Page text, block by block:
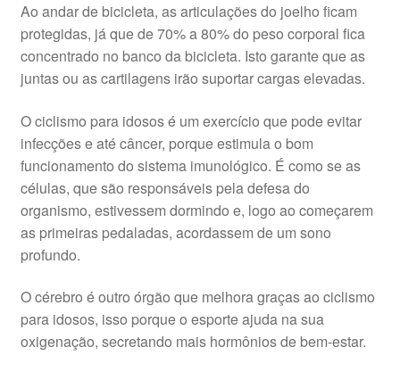
Ao andar de bicicleta, as articulações do joelho ficam
protegidas, já que de 70% a 80% do peso corporal fica
concentrado no banco da bicicleta. Isto garante que as
juntas ou as cartilagens irão suportar cargas elevadas.
O ciclismo para idosos é um exercício que pode evitar
infecções e até câncer, porque estimula o bom
funcionamento do sistema imunológico. É como se as
células, que são responsáveis ​​pela defesa do
organismo, estivessem dormindo e, logo ao começarem
as primeiras pedaladas, acordassem de um sono
profundo.
O cérebro é outro órgão que melhora graças ao ciclismo
para idosos, isso porque o esporte ajuda na sua
oxigenação, secretando mais hormônios de bem-estar.